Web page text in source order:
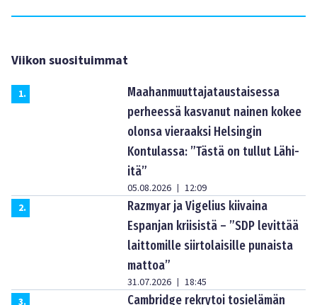
Viikon suosituimmat
1.
Maahanmuuttajataustaisessa
perheessä kasvanut nainen kokee
olonsa vieraaksi Helsingin
Kontulassa: ”Tästä on tullut Lähi-
itä”
05.08.2026 | 12:09
2.
Razmyar ja Vigelius kiivaina
Espanjan kriisistä – ”SDP levittää
laittomille siirtolaisille punaista
mattoa”
31.07.2026 | 18:45
Cambridge rekrytoi tosielämän